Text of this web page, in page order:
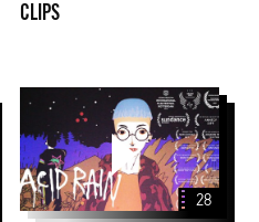
CLIPS
Animacje
krótkometrażowe
ubiegające
się
o
28